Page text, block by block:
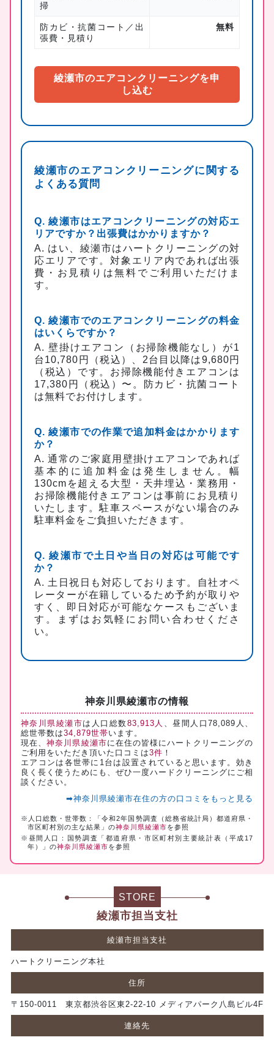
掃
防カビ・抗菌コート／出
張費・見積り
無料
綾瀬市のエアコンクリーニングを申
し込む
綾瀬市のエアコンクリーニングに関する
よくある質問
Q. 綾瀬市はエアコンクリーニングの対応エ
リアですか？出張費はかかりますか？
A. はい、綾瀬市はハートクリーニングの対
応エリアです。対象エリア内であれば出張
費・お見積りは無料でご利用いただけま
す。
Q. 綾瀬市でのエアコンクリーニングの料金
はいくらですか？
A. 壁掛けエアコン（お掃除機能なし）が1
台10,780円（税込）、2台目以降は9,680円
（税込）です。お掃除機能付きエアコンは
17,380円（税込）〜。防カビ・抗菌コート
は無料でお付けします。
Q. 綾瀬市での作業で追加料金はかかります
か？
A. 通常のご家庭用壁掛けエアコンであれば
基本的に追加料金は発生しません。幅
130cmを超える大型・天井埋込・業務用・
お掃除機能付きエアコンは事前にお見積り
いたします。駐車スペースがない場合のみ
駐車料金をご負担いただきます。
Q. 綾瀬市で土日や当日の対応は可能です
か？
A. 土日祝日も対応しております。自社オペ
レーターが在籍しているため予約が取りや
すく、即日対応が可能なケースもございま
す。まずはお気軽にお問い合わせくださ
い。
神奈川県綾瀬市の情報
神奈川県綾瀬市は人口総数83,913人 、昼間人口78,089人、
総世帯数は34,879世帯います。
現在、神奈川県綾瀬市に在住の皆様にハートクリーニングの
ご利用をいただき頂いた口コミは3件 ！
エアコンは各世帯に1台は設置されていると思います。効き
良く長く使うためにも、ぜひ一度ハードクリーニングにご相
談ください。
➡神奈川県綾瀬市在住の方の口コミをもっと見る
※人口総数・世帯数：「令和2年国勢調査（総務省統計局）都道府県・
市区町村別の主な結果」の神奈川県綾瀬市を参照
※昼間人口：国勢調査「都道府県・市区町村別主要統計表（平成17
年）」の神奈川県綾瀬市を参照
STORE
綾瀬市担当支社
綾瀬市担当支社
ハートクリーニング本社
住所
〒150-0011 東京都渋谷区東2-22-10 メディアパーク八島ビル4F
連絡先